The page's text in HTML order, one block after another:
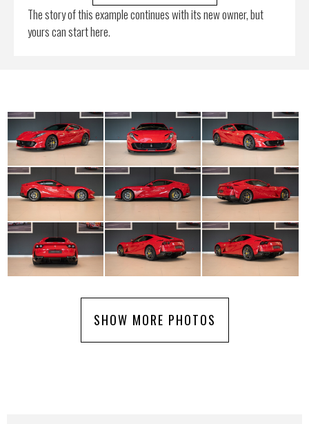
The story of this example continues with its new owner, but
yours can start here.
SHOW MORE PHOTOS